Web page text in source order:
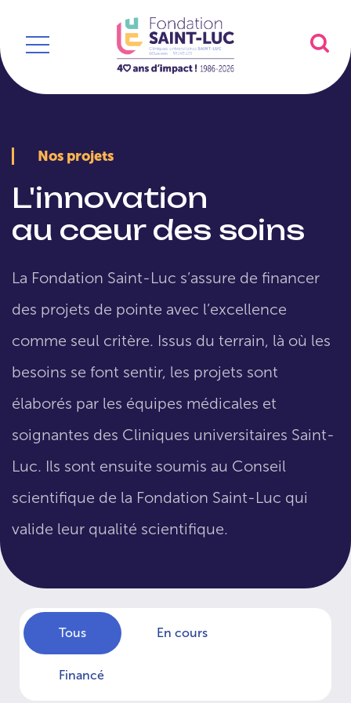
Nos projets
L'innovation
au cœur des soins
La Fondation Saint-Luc s’assure de financer
des projets de pointe avec l’excellence
comme seul critère. Issus du terrain, là où les
besoins se font sentir, les projets sont
élaborés par les équipes médicales et
soignantes des Cliniques universitaires Saint-
Luc. Ils sont ensuite soumis au Conseil
scientifique de la Fondation Saint-Luc qui
valide leur qualité scientifique.
Tous En cours
Financé